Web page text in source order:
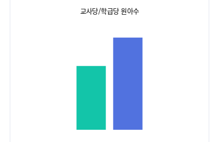
교사당/학급당 원아수